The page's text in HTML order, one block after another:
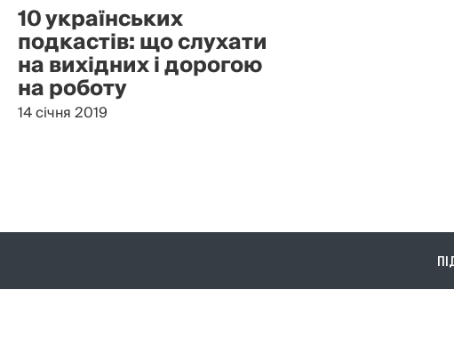
10 українських
подкастів: що слухати
на вихідних і дорогою
на роботу
14 січня 2019